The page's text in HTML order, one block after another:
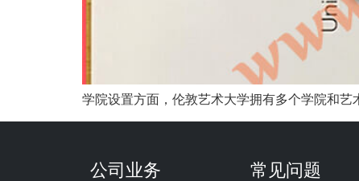
学院设置方面，伦敦艺术大学拥有多个学院和
公司业务 常见问题